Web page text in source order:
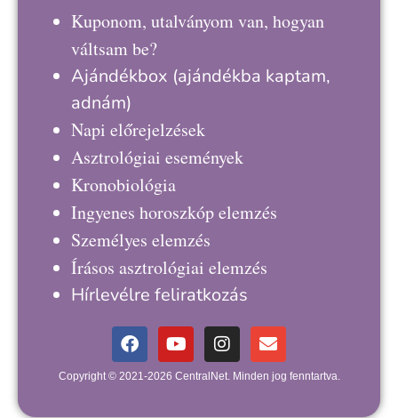
Kuponom, utalványom van, hogyan
váltsam be?
Ajándékbox (ajándékba kaptam,
adnám)
Napi előrejelzések
Asztrológiai események
Kronobiológia
Ingyenes horoszkóp elemzés
Személyes elemzés
Írásos asztrológiai elemzés
Hírlevélre feliratkozás
Copyright © 2021-2026 CentralNet. Minden jog fenntartva.